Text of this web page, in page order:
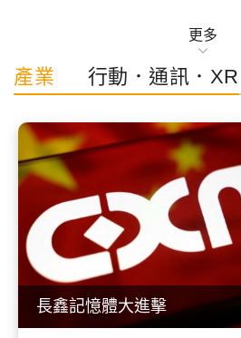
更多
產業 行動．通訊．XR
長鑫記憶體大進擊